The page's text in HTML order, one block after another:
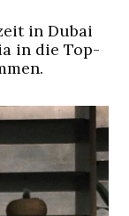
in Dubai
in die Top-